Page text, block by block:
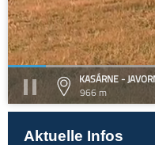
KASÁRNE -
966 m
Aktuelle Infos